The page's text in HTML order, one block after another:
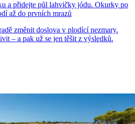
a přidejte půl lahvičky jódu. Okurky po
až do prvních mrazů
změnit doslova v plodící nezmary.
– a pak už se jen těšit z výsledků.